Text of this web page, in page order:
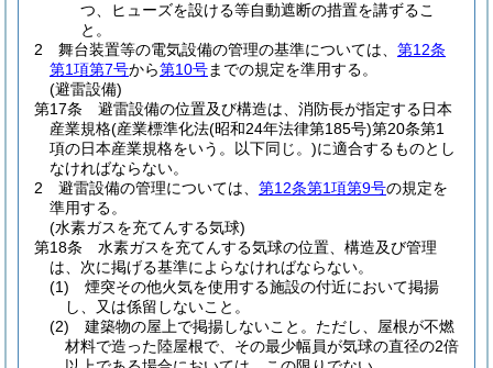
つ、ヒューズを設ける等自動遮断の措置を講ずるこ
と。
2
舞台装置等の電気設備の管理の基準については、 第12条
第1項第7号から第10号までの規定を準用する。
(避雷設備)
第17条
避雷設備の位置及び構造は、消防長が指定する日本
産業規格(産業標準化法(昭和24年法律第185号)第20条第1
項の日本産業規格をいう。以下同じ。)に適合するものとし
なければならない。
2
避雷設備の管理については、 第12条第1項第9号の規定を
準用する。
(水素ガスを充てんする気球)
第18条
水素ガスを充てんする気球の位置、構造及び管理
は、次に掲げる基準によらなければならない。
(1)
煙突その他火気を使用する施設の付近において掲揚
し、又は係留しないこと。
(2)
建築物の屋上で掲揚しないこと。 ただし、屋根が不燃
材料で造った陸屋根で、その最少幅員が気球の直径の2倍